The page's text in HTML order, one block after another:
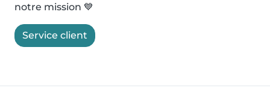
notre mission 💙
Service client